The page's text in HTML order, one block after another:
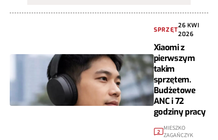
SPRZĘT
26 KWI
2026
Xiaomi z
pierwszym
takim
sprzętem.
Budżetowe
ANC i 72
godziny pracy
2 MIESZKO
ZAGAŃCZYK